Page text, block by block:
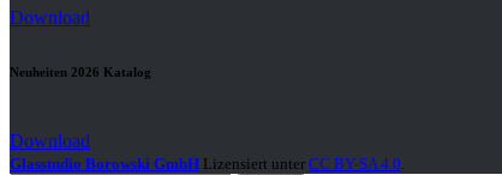
Download
Neuheiten 2026 Katalog
Download
Glasstudio Borowski GmbH Lizensiert unter CC BY-SA 4.0